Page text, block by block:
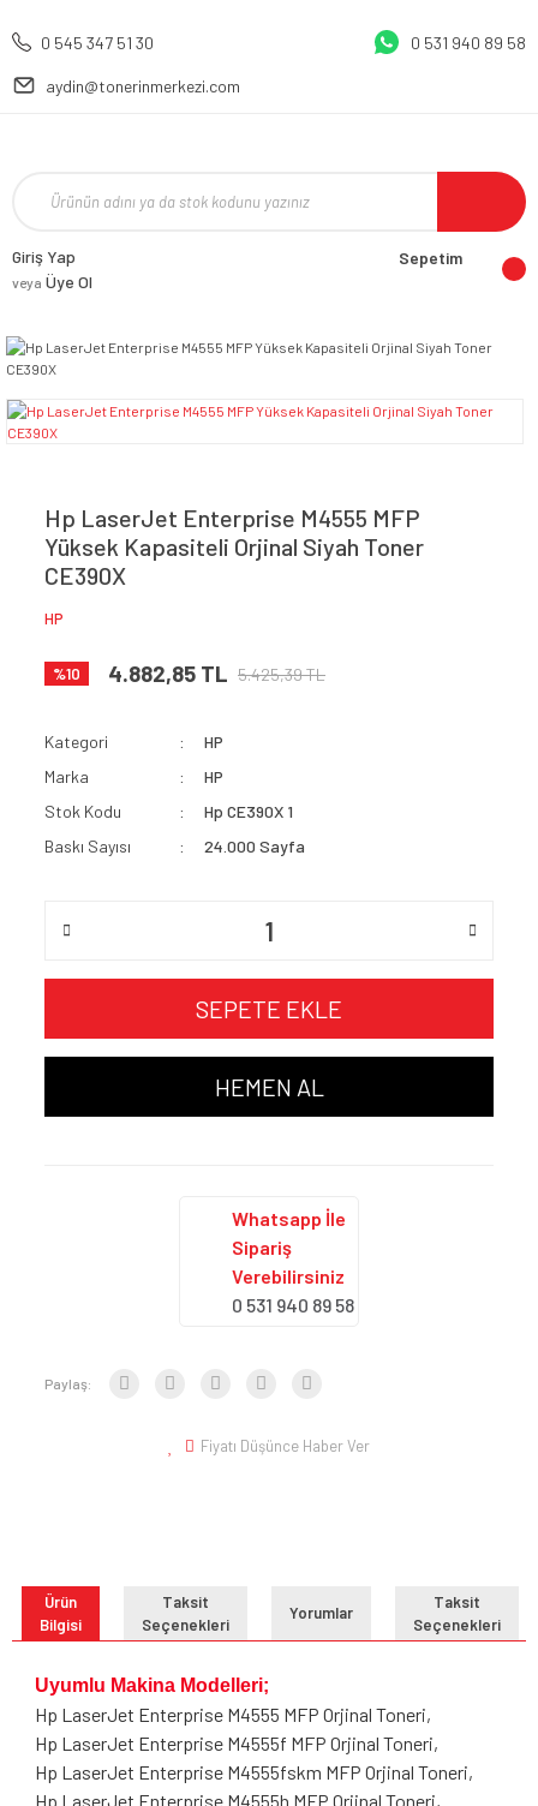
0 545 347 51 30 0 531 940 89 58
aydin@tonerinmerkezi.com
Giriş Yap
veya Üye Ol
Sepetim
Hp LaserJet Enterprise M4555 MFP
Yüksek Kapasiteli Orjinal Siyah Toner
CE390X
HP
%10 4.882,85 TL 5.425,39 TL
Kategori
HP
Marka
HP
Stok Kodu
Hp CE390X 1
Baskı Sayısı
24.000 Sayfa
SEPETE EKLE
HEMEN AL
Whatsapp İle
Sipariş
Verebilirsiniz
0 531 940 89 58
Paylaş:
Fiyatı Düşünce Haber Ver
Ürün
Bilgisi
Taksit
Seçenekleri
Yorumlar
Taksit
Seçenekleri
Uyumlu Makina Modelleri;
Hp LaserJet Enterprise M4555 MFP Orjinal Toneri,
Hp LaserJet Enterprise M4555f MFP Orjinal Toneri,
Hp LaserJet Enterprise M4555fskm MFP Orjinal Toneri,
Hp LaserJet Enterprise M4555h MFP Orjinal Toneri,